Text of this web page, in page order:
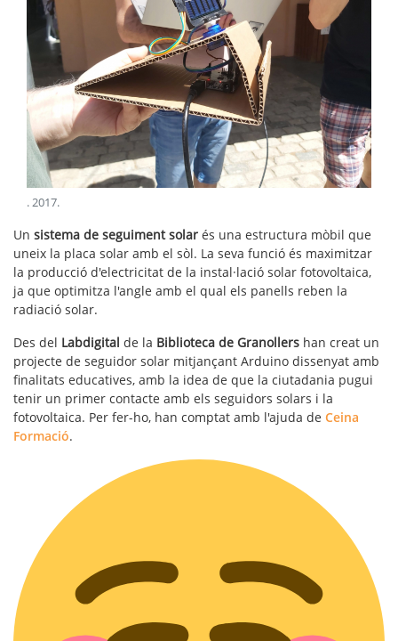
.2017.
Un sistema de seguiment solar és una estructura mòbil que
uneix la placa solar amb el sòl. La seva funció és maximitzar
la producció d'electricitat de la instal·lació solar fotovoltaica,
ja que optimitza l'angle amb el qual els panells reben la
radiació solar.
Des del Labdigital de la Biblioteca de Granollers han creat un
projecte de seguidor solar mitjançant Arduino dissenyat amb
finalitats educatives, amb la idea de que la ciutadania pugui
tenir un primer contacte amb els seguidors solars i la
fotovoltaica. Per fer-ho, han comptat amb l'ajuda de Ceina
Formació.